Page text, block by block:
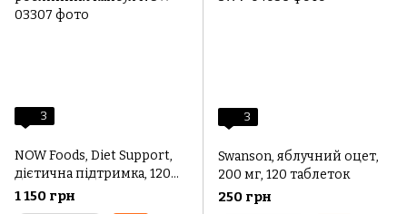
3
NOW Foods, Diet Support,
дієтична підтримка, 120
рослинних капсул
1 150 грн
3
Swanson, яблучний оцет,
200 мг, 120 таблеток
250 грн